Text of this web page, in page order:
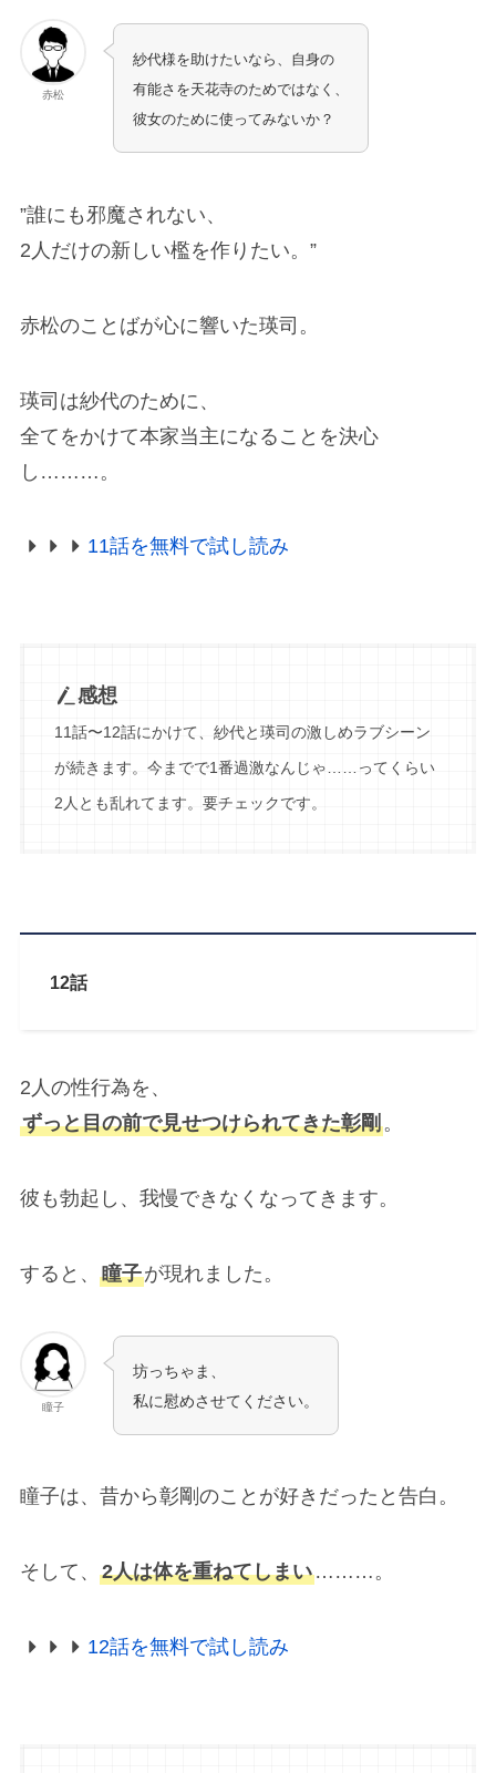
赤松
紗代様を助けたいなら、自身の
有能さを天花寺のためではなく、
彼女のために使ってみないか？
”誰にも邪魔されない、
2人だけの新しい檻を作りたい。”
赤松のことばが心に響いた瑛司。
瑛司は紗代のために、
全てをかけて本家当主になることを決心
し………。
11話を無料で試し読み
感想
11話〜12話にかけて、紗代と瑛司の激しめラブシーン
が続きます。今までで1番過激なんじゃ……ってくらい
2人とも乱れてます。要チェックです。
12話
2人の性行為を、
ずっと目の前で見せつけられてきた彰剛。
彼も勃起し、我慢できなくなってきます。
すると、 瞳子が現れました。
瞳子
坊っちゃま、
私に慰めさせてください。
瞳子は、昔から彰剛のことが好きだったと告白。
そして、 2人は体を重ねてしまい………。
12話を無料で試し読み